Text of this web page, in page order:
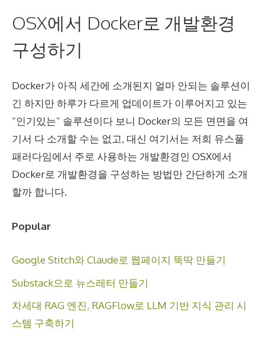
OSX에서 Docker로 개발환경
구성하기
Docker가 아직 세간에 소개된지 얼마 안되는 솔루션이
긴 하지만 하루가 다르게 업데이트가 이루어지고 있는
“인기있는” 솔루션이다 보니 Docker의 모든 면면을 여
기서 다 소개할 수는 없고, 대신 여기서는 저희 유스풀
패러다임에서 주로 사용하는 개발환경인 OSX에서
Docker로 개발환경을 구성하는 방법만 간단하게 소개
할까 합니다.
Popular
Google Stitch와 Claude로 웹페이지 뚝딱 만들기
Substack으로 뉴스레터 만들기
차세대 RAG 엔진, RAGFlow로 LLM 기반 지식 관리 시
스템 구축하기